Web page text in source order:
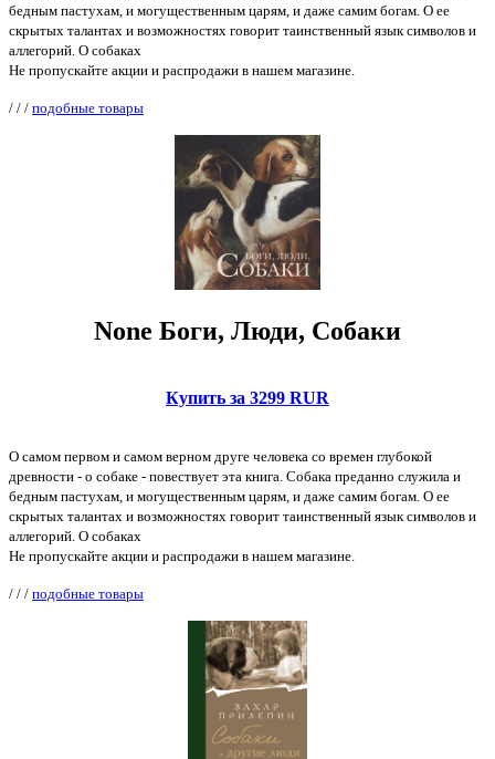
бедным пастухам, и могущественным царям, и даже самим богам. О ее
скрытых талантах и возможностях говорит таинственный язык символов и
аллегорий. О собаках
Не пропускайте акции и распродажи в нашем магазине.
/ / / подобные товары
None Боги, Люди, Собаки
Купить за 3299 RUR
О самом первом и самом верном друге человека со времен глубокой
древности - о собаке - повествует эта книга. Собака преданно служила и
бедным пастухам, и могущественным царям, и даже самим богам. О ее
скрытых талантах и возможностях говорит таинственный язык символов и
аллегорий. О собаках
Не пропускайте акции и распродажи в нашем магазине.
/ / / подобные товары